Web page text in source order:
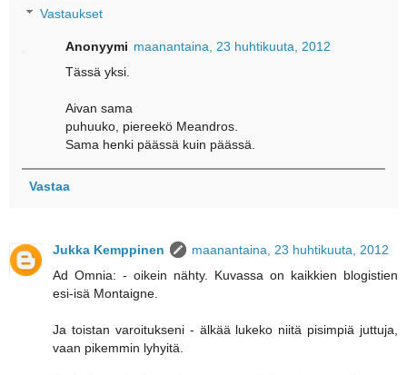
Vastaukset
Anonyymi maanantaina, 23 huhtikuuta, 2012
Tässä yksi.
Aivan sama
puhuuko, piereekö Meandros.
Sama henki päässä kuin päässä.
Vastaa
Jukka Kemppinen
maanantaina, 23 huhtikuuta, 2012
Ad Omnia: - oikein nähty. Kuvassa on kaikkien blogistien
esi-isä Montaigne.
Ja toistan varoitukseni - älkää lukeko niitä pisimpiä juttuja,
vaan pikemmin lyhyitä.